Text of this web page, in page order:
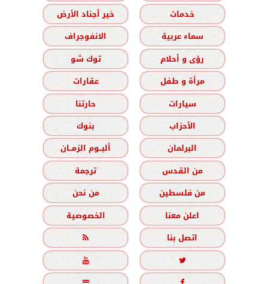
خدمات
خير أجناد الأرض
سماء عربية
الانفوجراف
رؤى و أحلام
توك شو
مرأة و طفل
عقارات
سيارات
حارتنا
الأحزاب
بنوك
البرلمان
ألبــوم الزمــان
من القدس
ترجمة
من فلسطين
من نحن
اعلن معنا
الخصوصية
اتصل بنا


